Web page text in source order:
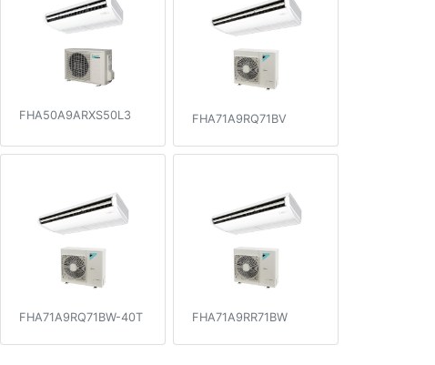
FHA50A9ARXS50L3 FHA71A9RQ71BV
FHA71A9RQ71BW-40T FHA71A9RR71BW